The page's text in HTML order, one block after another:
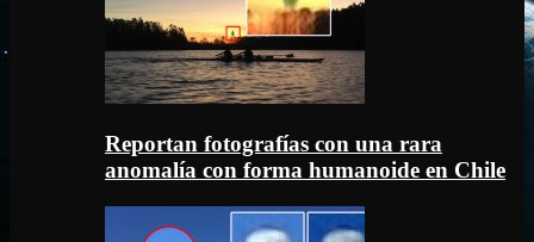
Reportan fotografías con una rara
anomalía con forma humanoide en Chile